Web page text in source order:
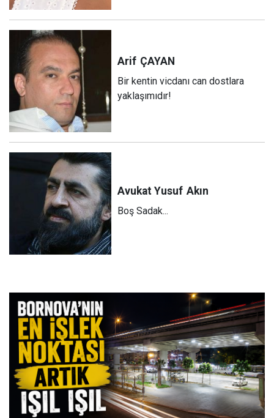
Arif ÇAYAN
Bir kentin vicdanı can dostlara
yaklaşımıdır!
Avukat Yusuf Akın
Boş Sadak...